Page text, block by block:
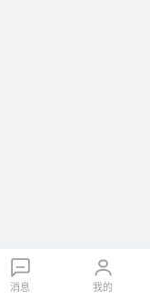
消息 我的